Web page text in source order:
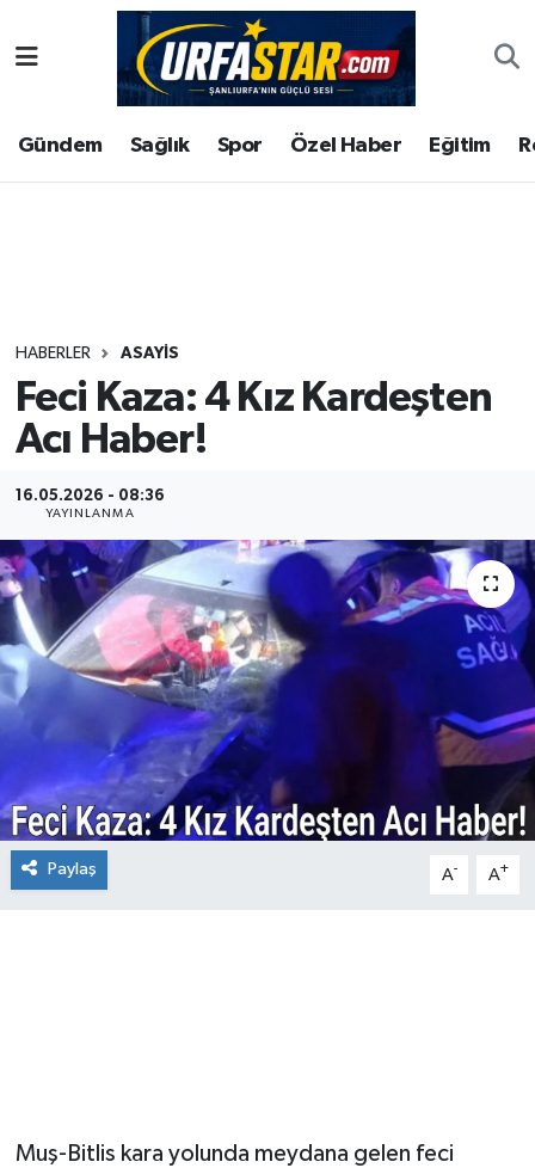
Gündem Sağlık Spor Özel Haber Eğitim
HABERLER ASAYİS
Feci Kaza: 4 Kız Kardeşten
Acı Haber!
16.05.2026 - 08:36
YAYINLANMA
Paylaş A- A+
Muş-Bitlis kara yolunda meydana gelen feci
ASAYİS
ÇEVRE
Gündem
Kültür
Magazin
Şanlıurfa Nöbetçi Eczaneler
Şanlıurfa Hava Durumu
Tüm Manşetler
Son Dakika Haberleri
Haber Arşivi